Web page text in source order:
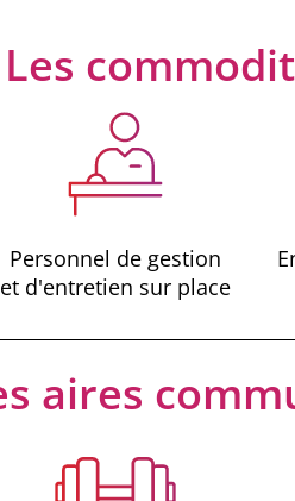
Les
Personnel de gestion
et d'entretien sur place
aires